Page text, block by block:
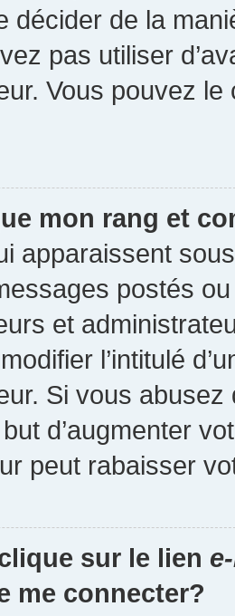
décider de la
pas utiliser
Vous pouvez
mon rang et
apparaissent
postés
et
l’intitulé
Si vous
d’augmenter
peut rabaisser
sur le lien
me connecter?